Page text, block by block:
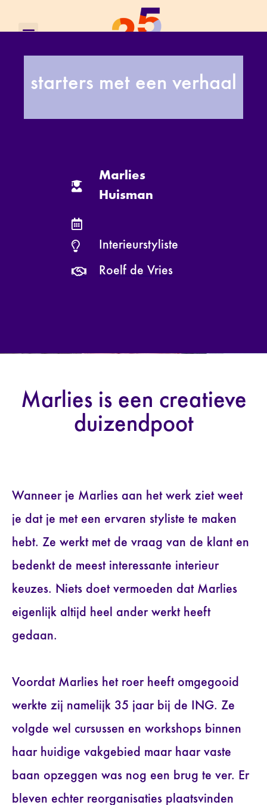
starters met een verhaal
Marlies
Huisman
Interieurstyliste
Roelf de Vries
Marlies is een creatieve
duizendpoot
Wanneer je Marlies aan het werk ziet weet
je dat je met een ervaren styliste te maken
hebt. Ze werkt met de vraag van de klant en
bedenkt de meest interessante interieur
keuzes. Niets doet vermoeden dat Marlies
eigenlijk altijd heel ander werkt heeft
gedaan.
Voordat Marlies het roer heeft omgegooid
werkte zij namelijk 35 jaar bij de ING. Ze
volgde wel cursussen en workshops binnen
haar huidige vakgebied maar haar vaste
baan opzeggen was nog een brug te ver. Er
bleven echter reorganisaties plaatsvinden